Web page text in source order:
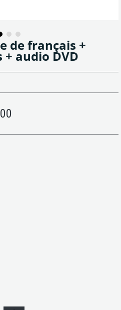
de français +
audio DVD